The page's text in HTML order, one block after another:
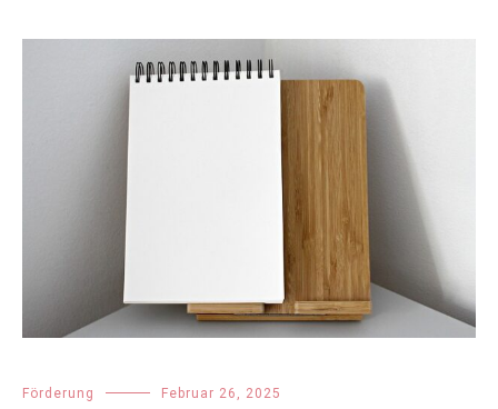
Förderung Februar 26, 2025